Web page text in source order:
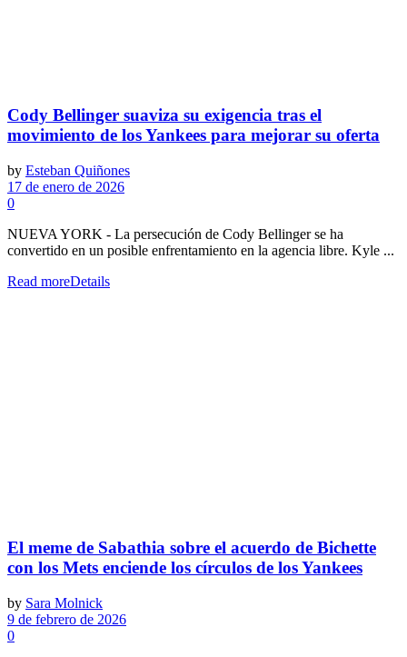
Cody Bellinger suaviza su exigencia tras el
movimiento de los Yankees para mejorar su oferta
by Esteban Quiñones
17 de enero de 2026
0
NUEVA YORK - La persecución de Cody Bellinger se ha
convertido en un posible enfrentamiento en la agencia libre. Kyle ...
Read moreDetails
El meme de Sabathia sobre el acuerdo de Bichette
con los Mets enciende los círculos de los Yankees
by Sara Molnick
9 de febrero de 2026
0